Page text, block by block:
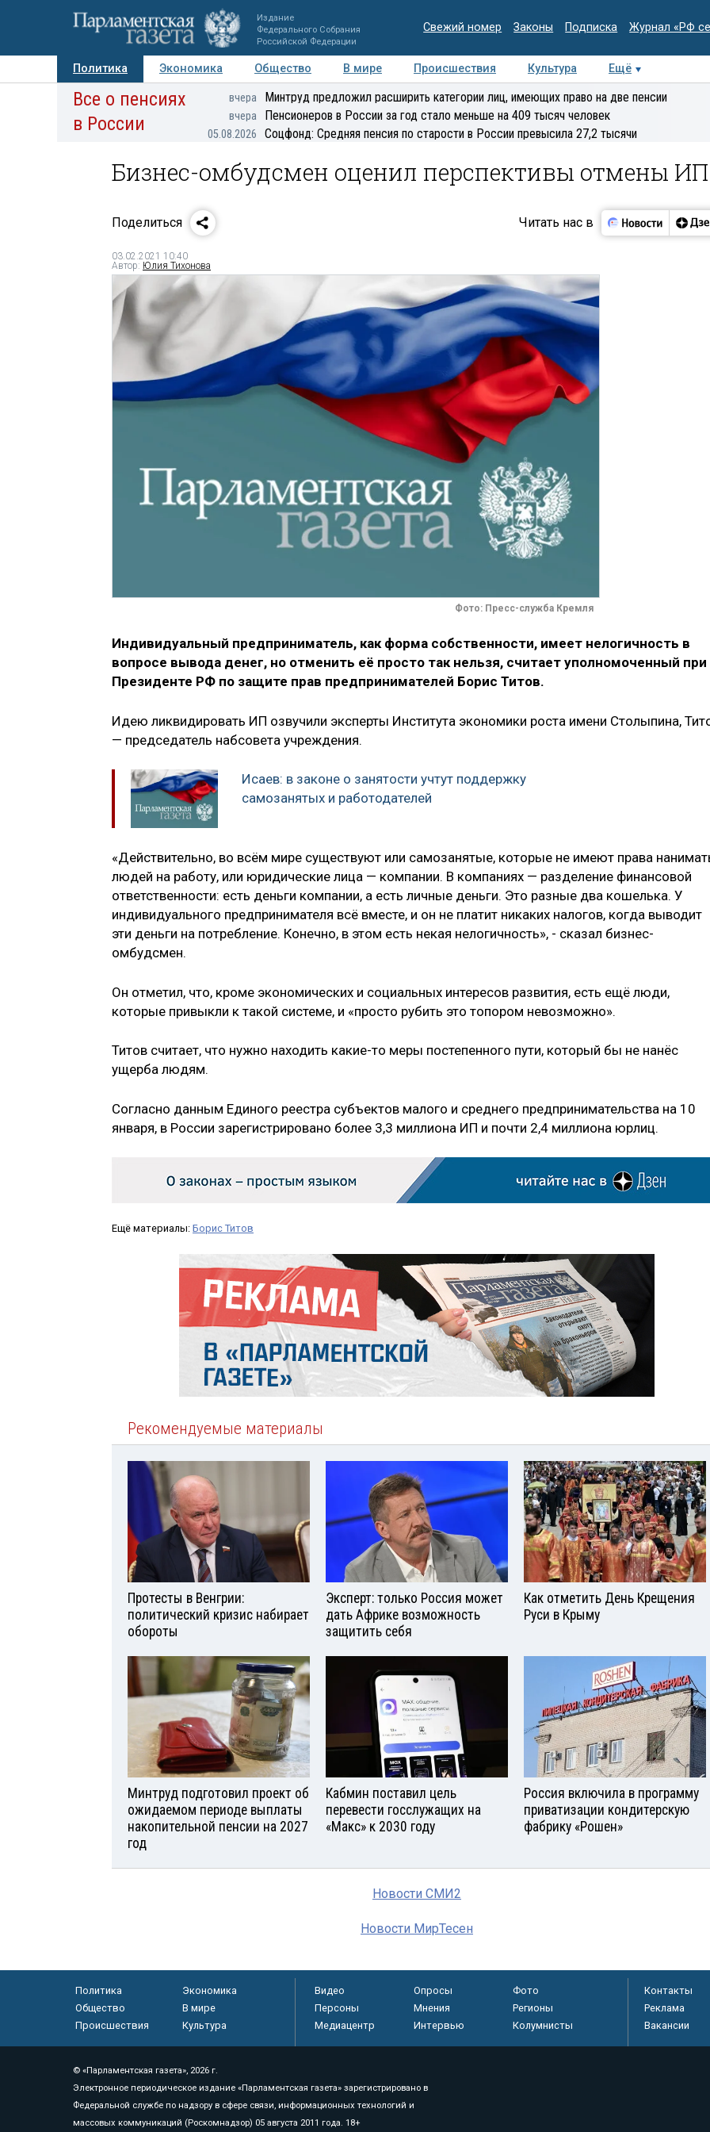
Издание
Федерального Собрания
Российской Федерации
Свежий номер Законы Подписка Журнал «РФ
Политика Экономика Общество В мире Происшествия Культура
Ещё
Авторы Персоны Мнения Регионы Медиацентр Интервью Колумнисты
Все о пенсиях
в России
вчера Минтруд предложил расширить категории лиц, имеющих право на две пенсии
вчера Пенсионеров в России за год стало меньше на 409 тысяч человек
05.08.2026 Соцфонд: Средняя пенсия по старости в России превысила 27,2 тысячи
Бизнес-омбудсмен оценил перспективы отмены ИП
Поделиться Читать нас в
03.02.2021 10:40
Автор: Юлия Тихонова
Фото: Пресс-служба Кремля
Индивидуальный предприниматель, как форма собственности, имеет нелогичность в
вопросе вывода денег, но отменить её просто так нельзя, считает уполномоченный при
Президенте РФ по защите прав предпринимателей Борис Титов.
Идею ликвидировать ИП озвучили эксперты Института экономики роста имени Столыпина,
— председатель набсовета учреждения.
Исаев: в законе о занятости учтут поддержку
самозанятых и работодателей
«Действительно, во всём мире существуют или самозанятые, которые не имеют права
людей на работу, или юридические лица — компании. В компаниях — разделение финансовой
ответственности: есть деньги компании, а есть личные деньги. Это разные два кошелька. У
индивидуального предпринимателя всё вместе, и он не платит никаких налогов, когда выводит
эти деньги на потребление. Конечно, в этом есть некая нелогичность», - сказал бизнес-
омбудсмен.
Он отметил, что, кроме экономических и социальных интересов развития, есть ещё люди,
которые привыкли к такой системе, и «просто рубить это топором невозможно».
Титов считает, что нужно находить какие-то меры постепенного пути, который бы не нанёс
ущерба людям.
Согласно данным Единого реестра субъектов малого и среднего предпринимательства на 10
января, в России зарегистрировано более 3,3 миллиона ИП и почти 2,4 миллиона юрлиц.
Ещё материалы: Борис Титов
Рекомендуемые материалы
Протесты в Венгрии:
политический кризис набирает
обороты
Эксперт: только Россия может
дать Африке возможность
защитить себя
Как отметить День Крещения
Руси в Крыму
Минтруд подготовил проект об
ожидаемом периоде выплаты
накопительной пенсии на 2027
год
Кабмин поставил цель
перевести госслужащих на
«Макс» к 2030 году
Россия включила в программу
приватизации кондитерскую
фабрику «Рошен»
Новости СМИ2
Новости МирТесен
Политика
Экономика
Общество
В мире
Происшествия
Культура
Видео Опросы
Фото
Персоны
Мнения
Регионы
Медиацентр
Интервью Колумнисты
Контакты
Реклама
Вакансии
© «Парламентская газета», 2026 г.
Электронное периодическое издание «Парламентская газета» зарегистрировано в
Федеральной службе по надзору в сфере связи, информационных технологий и
массовых коммуникаций (Роскомнадзор) 05 августа 2011 года. 18+